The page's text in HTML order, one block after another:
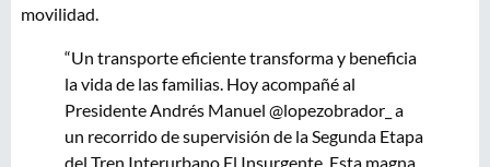
movilidad.
“Un transporte eficiente transforma y beneficia
la vida de las familias. Hoy acompañé al
Presidente Andrés Manuel @lopezobrador_ a
un recorrido de supervisión de la Segunda Etapa
del Tren Interurbano El Insurgente. Esta magna